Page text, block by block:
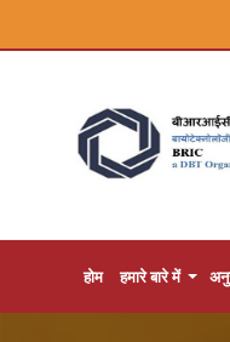
होम हमारे बारे में